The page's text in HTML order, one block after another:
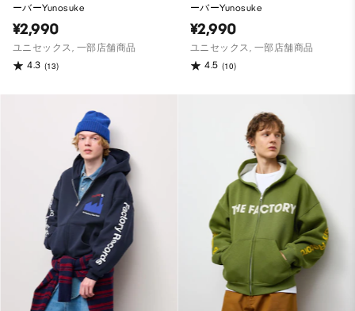
ーバーYunosuke
¥2,990
ユニセックス, 一部店舗商品
4.3 (13)
ーバーYunosuke
¥2,990
ユニセックス, 一部店舗商品
4.5 (10)